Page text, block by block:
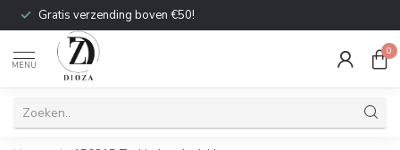
Gratis verzending boven €50!
MENU
0